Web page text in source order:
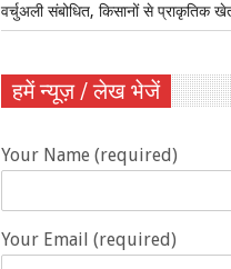
वर्चुअली संबोधित, किसानों से प्राकृतिक
हमें न्यूज़ / लेख भेजें
Your Name (required)
Your Email (required)